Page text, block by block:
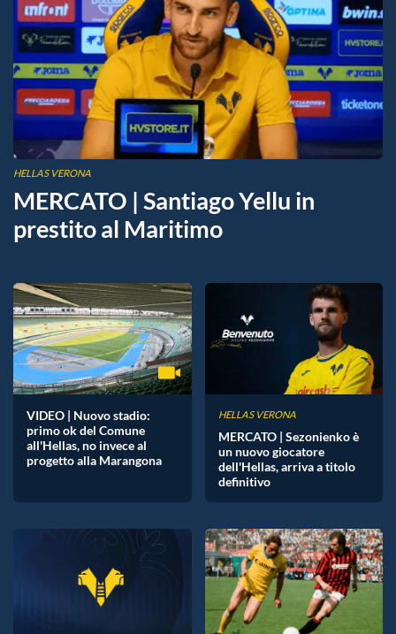
HELLAS VERONA
MERCATO | Santiago Yellu in
prestito al Maritimo
VIDEO | Nuovo stadio:
primo ok del Comune
all'Hellas, no invece al
progetto alla Marangona
HELLAS VERONA
MERCATO | Sezonienko è
un nuovo giocatore
dell'Hellas, arriva a titolo
definitivo